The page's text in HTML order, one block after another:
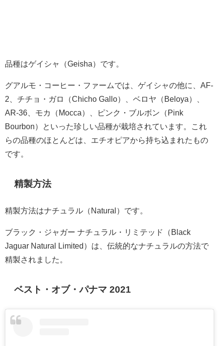
品種はゲイシャ（Geisha）です。
グアルモ・コーヒー・ファームでは、ゲイシャの他に、AF-
2、チチョ・ガロ（Chicho Gallo）、ベロヤ（Beloya）、
AR-36、モカ（Mocca）、ピンク・ブルボン（Pink
Bourbon）といった珍しい品種が栽培されています。これ
らの品種のほとんどは、エチオピアから持ち込まれたもの
です。
精製方法
精製方法はナチュラル（Natural）です。
ブラック・ジャガー ナチュラル・リミテッド（Black
Jaguar Natural Limited）は、伝統的なナチュラルの方法で
精製されました。
ベスト・オブ・パナマ 2021